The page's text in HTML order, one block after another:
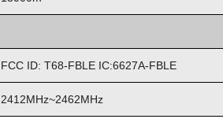
FCC ID: T68-FBLE IC:6627A-FBLE
2412MHz~2462MHz